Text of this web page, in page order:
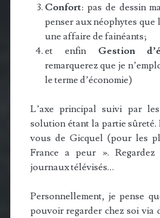
Confort: pas de dessin
penser aux néophytes que
une affaire de fainéants;
et enfin Gestion
remarquerez que je
le terme d’économie)
L’axe principal suivi par
solution étant la partie sûreté.
vous de Gicquel (pour les
France a peur ».
journaux télévisés…
Personnellement, je pense
pouvoir regarder chez soi via